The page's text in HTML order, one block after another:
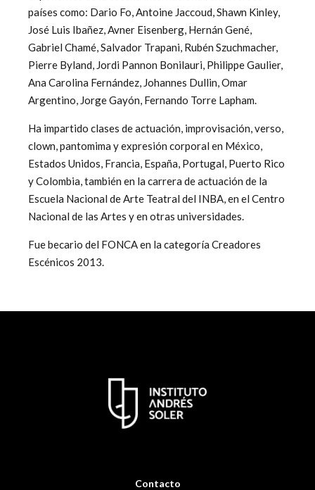
países como: Dario Fo, Antoine Jaccoud, Shawn Kinley,
José Luis Ibañez, Avner Eisenberg, Hernán Gené,
Gabriel Chamé, Salvador Trapani, Rubén Szuchmacher,
Pierre Byland, Jordi Pannon Bonilauri, Philippe Gaulier,
Ana Carolina Fernández, Johannes Dullin, Omar
Argentino, Jorge Gayón, Fernando Torre Lapham.
Ha impartido clases de actuación, improvisación, verso,
clown, pantomima y expresión corporal en México,
Estados Unidos, Francia, España, Portugal, Puerto Rico
y Colombia, también en la carrera de actuación de la
Escuela Nacional de Arte Teatral del INBA, en el Centro
Nacional de las Artes y en otras universidades.
Fue becario del FONCA en la categoría Creadores
Escénicos 2013.
Contacto